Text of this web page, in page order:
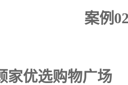
案例
家优选购物广场